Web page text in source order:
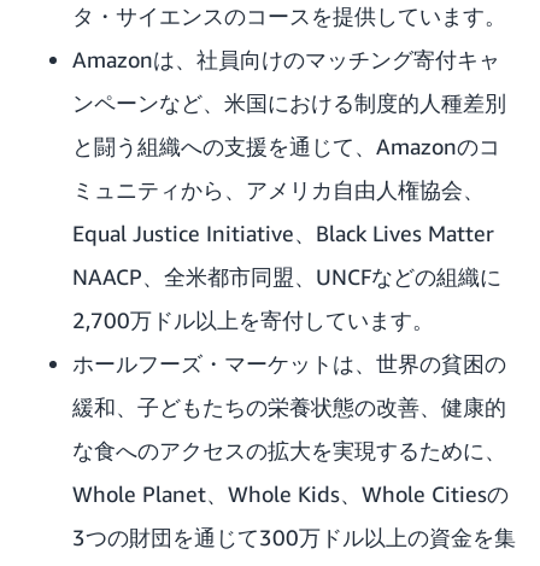
タ・サイエンスのコースを提供しています。
Amazonは、社員向けのマッチング寄付キャ
ンペーンなど、米国における制度的人種差別
と闘う組織への支援を通じて、Amazonのコ
ミュニティから、アメリカ自由人権協会、
Equal Justice Initiative、Black Lives Matter
NAACP、全米都市同盟、UNCFなどの組織に
2,700万ドル以上を寄付しています。
ホールフーズ・マーケットは、世界の貧困の
緩和、子どもたちの栄養状態の改善、健康的
な食へのアクセスの拡大を実現するために、
Whole Planet、 Whole Kids、 Whole Citiesの
3つの財団を通じて300万ドル以上の資金を集